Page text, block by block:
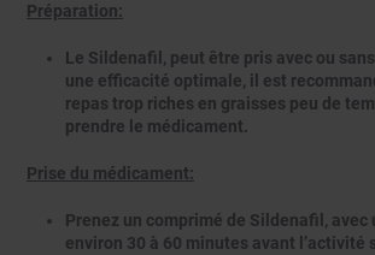
Préparation:
Le Sildenafil, peut être pris avec ou
une efficacité optimale, il est
repas trop riches en graisses peu de
prendre le médicament.
Prise du médicament:
Prenez un comprimé de Sildenafil, avec
environ 30 à 60 minutes avant l’activité